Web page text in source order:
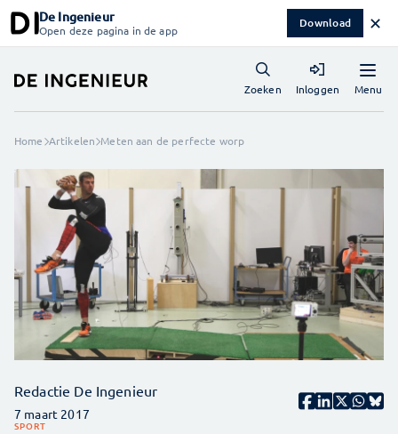
De Ingenieur
Open deze pagina in de app Download ✕
Menu
Zoeken Inloggen
Home Artikelen Meten aan de perfecte worp
Redactie De Ingenieur
7 maart 2017
SPORT